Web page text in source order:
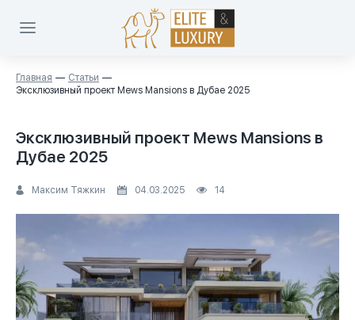
Главная
Статьи
Эксклюзивный проект Mews Mansions в Дубае 2025
Эксклюзивный проект Mews Mansions в
Дубае 2025
Максим Тяжкин 04.03.2025 14